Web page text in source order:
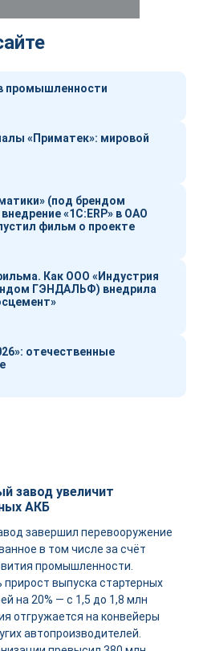
промышленности
«Приматек»: мировой
(под брендом
«1С:ERP» в ОАО
фильм о проекте
«Индустрия
ГЭНДАЛЬФ) внедрила
отечественные
завод увеличит
АКБ
завершил перевооружение
в том числе за счёт
промышленности.
выпуска стартерных
на 20% — с 1,5 до 1,8 млн
отгружается на конвейеры
автопроизводителей.